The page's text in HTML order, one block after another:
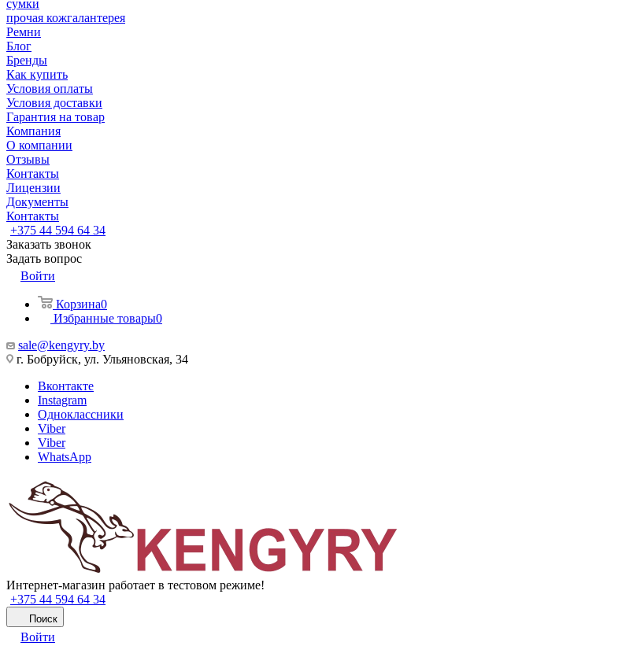
сумки
прочая кожгалантерея
Ремни
Блог
Бренды
Как купить
Условия оплаты
Условия доставки
Гарантия на товар
Компания
О компании
Отзывы
Контакты
Лицензии
Документы
Контакты
+375 44 594 64 34
Заказать звонок
Задать вопрос
Войти
Корзина0
Избранные товары0
sale@kengyry.by
г. Бобруйск, ул. Ульяновская, 34
Вконтакте
Instagram
Одноклассники
Viber
Viber
WhatsApp
Интернет-магазин работает в тестовом режиме!
+375 44 594 64 34
Поиск
Войти